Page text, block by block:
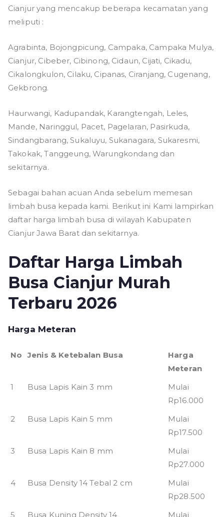
Cianjur yang mencakup beberapa kecamatan yang
meliputi :
Agrabinta, Bojongpicung, Campaka, Campaka Mulya,
Cianjur, Cibeber, Cibinong, Cidaun, Cijati, Cikadu,
Cikalongkulon, Cilaku, Cipanas, Ciranjang, Cugenang,
Gekbrong.
Haurwangi, Kadupandak, Karangtengah, Leles,
Mande, Naringgul, Pacet, Pagelaran, Pasirkuda,
Sindangbarang, Sukaluyu, Sukanagara, Sukaresmi,
Takokak, Tanggeung, Warungkondang dan
sekitarnya.
Sebagai bahan acuan Anda sebelum memesan
limbah busa kepada kami. Berikut ini Kami lampirkan
daftar harga limbah busa di wilayah Kabupaten
Cianjur Jawa Barat dan sekitarnya.
Daftar Harga Limbah
Busa Cianjur Murah
Terbaru 2026
Harga Meteran
No Jenis & Ketebalan Busa
Harga
Meteran
1
Busa Lapis Kain 3 mm
Mulai
Rp16.000
2
Busa Lapis Kain 5 mm
Mulai
Rp17.500
3
Busa Lapis Kain 8 mm
Mulai
Rp27.000
4
Busa Density 14 Tebal 2 cm
Mulai
Rp28.500
5
Busa Kuning Density 14
Mulai